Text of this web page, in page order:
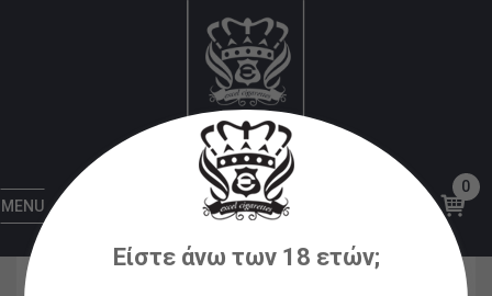
MENU
0
Υγρά αναπλήρωσης (flavorshots)
Steam City OBI Tobacco Banana 12ml (60ml)
Είστε άνω των 18 ετών;